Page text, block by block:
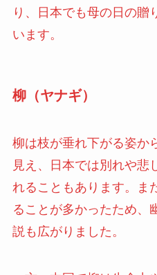
り、日本でも母の日の贈
います。
柳（ヤナギ）
柳は枝が垂れ下がる姿か
見え、日本では別れや悲
れることもあります。ま
ることが多かったため、
説も広がりました。